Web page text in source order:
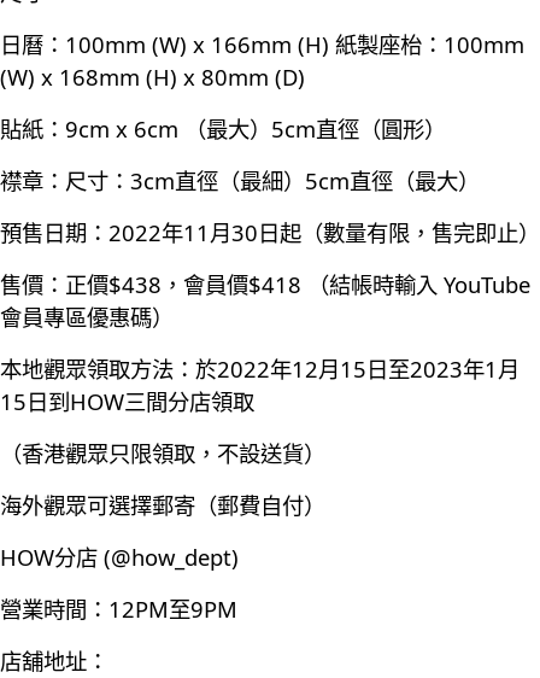
日曆：100mm (W) x 166mm (H) 紙製座枱：100mm
(W) x 168mm (H) x 80mm (D)
貼紙：9cm x 6cm （最大）5cm直徑（圓形）
襟章：尺寸：3cm直徑（最細）5cm直徑（最大）
預售日期：2022年11月30日起（數量有限，售完即止）
售價：正價$438，會員價$418 （結帳時輸入 YouTube
會員專區優惠碼）
本地觀眾領取方法：於2022年12月15日至2023年1月
15日到HOW三間分店領取
（香港觀眾只限領取，不設送貨）
海外觀眾可選擇郵寄（郵費自付）
HOW分店 (@how_dept)
營業時間：12PM至9PM
店舖地址：